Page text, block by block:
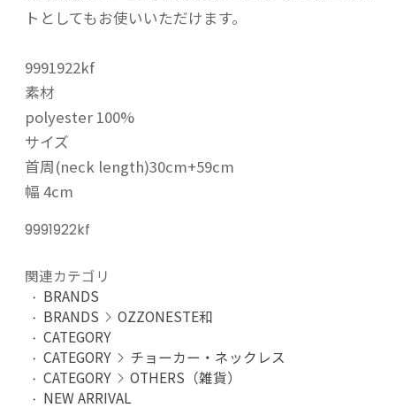
トとしてもお使いいただけます。
9991922kf
素材
polyester 100%
サイズ
首周(neck length)30cm+59cm
幅 4cm
9991922kf
関連カテゴリ
BRANDS
BRANDS
OZZONESTE和
CATEGORY
CATEGORY
チョーカー・ネックレス
CATEGORY
OTHERS（雑貨）
NEW ARRIVAL